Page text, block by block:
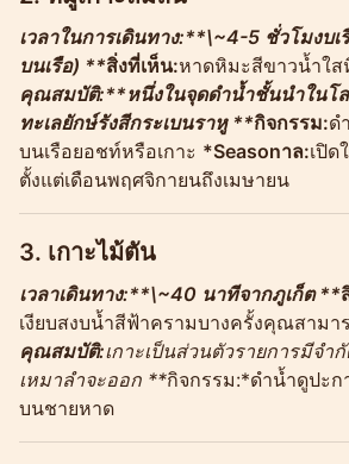
เวลาในการเดินทาง:**\~4-5 ชั่วโมงบ
บนเรือ) **สิ่งที่เห็น:หาดหิมะสีขาวน้ำใส
คุณสมบัติ:**หนึ่งในจุดดำน้ำชั้นนำในโล
ทะเลยักษ์รังสีกระเบนราหู **กิจกรรม:ด
บนเรือยอชท์หรือเกาะ *Seasonาล:เปิด
ตั้งแต่เดือนพฤศจิกายนถึงเมษายน
3. เกาะไม้ตัน
เวลาเดินทาง:**\~40 นาทีจากภูเก็ต **
เงียบสงบน้ำสีฟ้าครามบางครั้งคุณสามา
คุณสมบัติ:เกาะเป็นส่วนตัวรายการมีจ
เหมาลำจะออก **กิจกรรม:*ดำน้ำดูปะก
บนชายหาด